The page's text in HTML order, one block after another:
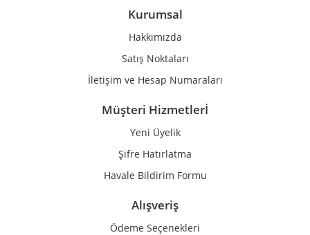
Ürün bilgilerinde hatalar bulunuyor.
Gönder
Kurumsal
Hakkımızda
Satış Noktaları
İletişim ve Hesap Numaraları
Müşteri Hizmetlerİ
Yeni Üyelik
Şifre Hatırlatma
Havale Bildirim Formu
Alışveriş
Ödeme Seçenekleri